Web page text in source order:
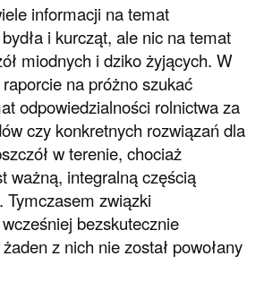
informacji na temat
i kurcząt, ale nic na temat
miodnych i dziko żyjących. W
na próżno szukać
odpowiedzialności rolnictwa za
czy konkretnych rozwiązań dla
w terenie, chociaż
ważną, integralną częścią
Tymczasem związki
bezskutecznie
z nich nie został powołany